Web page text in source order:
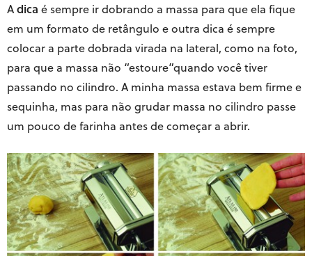
Adica é sempre ir dobrando a massa para que ela fique
em um formato de retângulo e outra dica é sempre
colocar a parte dobrada virada na lateral, como na foto,
para que a massa não “estoure”quando você tiver
passando no cilindro. A minha massa estava bem firme e
sequinha, mas para não grudar massa no cilindro passe
um pouco de farinha antes de começar a abrir.